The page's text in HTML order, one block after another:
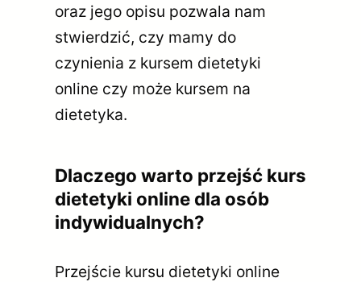
oraz jego opisu pozwala nam
stwierdzić, czy mamy do
czynienia z kursem dietetyki
online czy może kursem na
dietetyka.
Dlaczego warto przejść kurs
dietetyki online dla osób
indywidualnych?
Przejście kursu dietetyki online